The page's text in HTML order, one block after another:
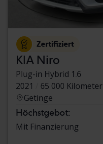
Zertifiziert
KIA Niro
Plug-in Hybrid 1.6
2021
65 000 Kilometer
Getinge
Höchstgebot:
Mit Finanzierung